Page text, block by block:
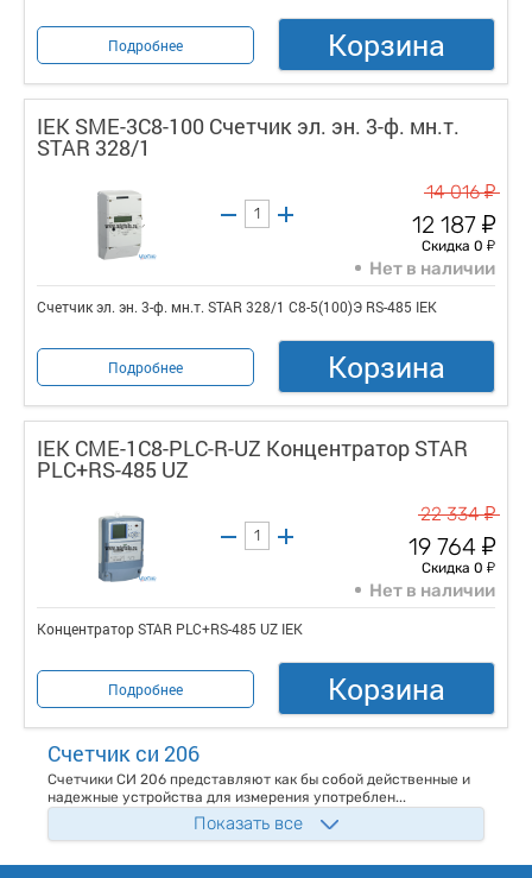
Подробнее Корзина
IEK SME-3C8-100 Счетчик эл. эн. 3-ф. мн.т.
STAR 328/1
14 016у
12 187 у
Скидка 0 у
Нет в наличии
Счетчик эл. эн. 3-ф. мн.т. STAR 328/1 С8-5(100)Э RS-485 IEK
Подробнее Корзина
IEK CME-1C8-PLC-R-UZ Концентратор STAR
PLC+RS-485 UZ
22 334у
19 764 у
Скидка 0 у
Нет в наличии
Концентратор STAR PLC+RS-485 UZ IEK
Подробнее Корзина
Счетчик си 206
Счетчики СИ 206 представляют как бы собой действенные и
надежные устройства для измерения употреблен...
Показать все